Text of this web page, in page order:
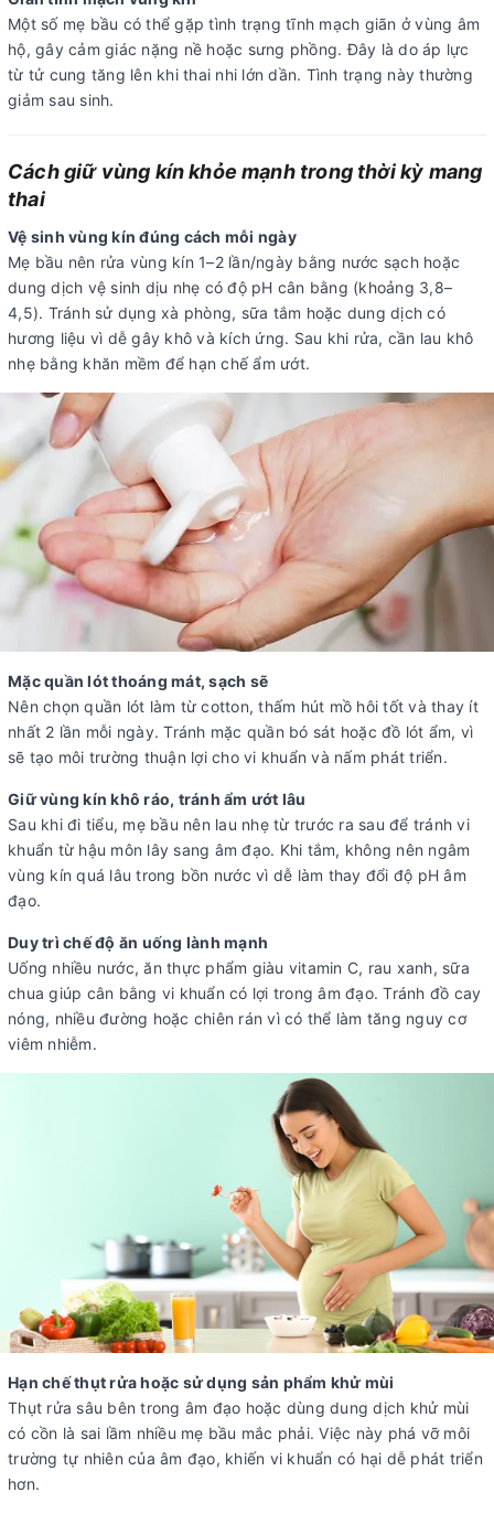
Một số mẹ bầu có thể gặp tình trạng tĩnh mạch giãn ở vùng âm
hộ, gây cảm giác nặng nề hoặc sưng phồng. Đây là do áp lực
từ tử cung tăng lên khi thai nhi lớn dần. Tình trạng này thường
giảm sau sinh.
Cách giữ vùng kín khỏe mạnh trong thời kỳ mang
thai
Vệ sinh vùng kín đúng cách mỗi ngày
Mẹ bầu nên rửa vùng kín 1–2 lần/ngày bằng nước sạch hoặc
dung dịch vệ sinh dịu nhẹ có độ pH cân bằng (khoảng 3,8–
4,5). Tránh sử dụng xà phòng, sữa tắm hoặc dung dịch có
hương liệu vì dễ gây khô và kích ứng. Sau khi rửa, cần lau khô
nhẹ bằng khăn mềm để hạn chế ẩm ướt.
Mặc quần lót thoáng mát, sạch sẽ
Nên chọn quần lót làm từ cotton, thấm hút mồ hôi tốt và thay ít
nhất 2 lần mỗi ngày. Tránh mặc quần bó sát hoặc đồ lót ẩm, vì
sẽ tạo môi trường thuận lợi cho vi khuẩn và nấm phát triển.
Giữ vùng kín khô ráo, tránh ẩm ướt lâu
Sau khi đi tiểu, mẹ bầu nên lau nhẹ từ trước ra sau để tránh vi
khuẩn từ hậu môn lây sang âm đạo. Khi tắm, không nên ngâm
vùng kín quá lâu trong bồn nước vì dễ làm thay đổi độ pH âm
đạo.
Duy trì chế độ ăn uống lành mạnh
Uống nhiều nước, ăn thực phẩm giàu vitamin C, rau xanh, sữa
chua giúp cân bằng vi khuẩn có lợi trong âm đạo. Tránh đồ cay
nóng, nhiều đường hoặc chiên rán vì có thể làm tăng nguy cơ
viêm nhiễm.
Hạn chế thụt rửa hoặc sử dụng sản phẩm khử mùi
Thụt rửa sâu bên trong âm đạo hoặc dùng dung dịch khử mùi
có cồn là sai lầm nhiều mẹ bầu mắc phải. Việc này phá vỡ môi
trường tự nhiên của âm đạo, khiến vi khuẩn có hại dễ phát triển
hơn.